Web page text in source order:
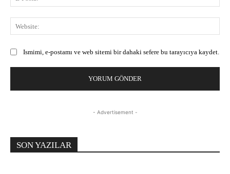
Ismimi, e-postamı ve web sitemi bir dahaki sefere bu tarayıcıya kaydet.
- Advertisement -
SON YAZILAR